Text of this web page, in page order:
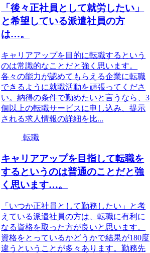
「後々正社員として就労したい」
と希望している派遣社員の方
は…。
キャリアアップを目的に転職するという
のは常識的なことだと強く思います。
各々の能力が認めてもらえる企業に転職
できるように就職活動を頑張ってくださ
い。納得の条件で勤めたいと言うなら、3
個以上の転職サービスに申し込み、提示
される求人情報の詳細を比...
転職
キャリアアップを目指して転職を
するというのは普通のことだと強
く思います…。
「いつか正社員として勤務したい」と考
えている派遣社員の方は、転職に有利に
なる資格を取った方が良いと思います。
資格をとっているかどうかで結果が180度
違うということが多々あります。勤務先